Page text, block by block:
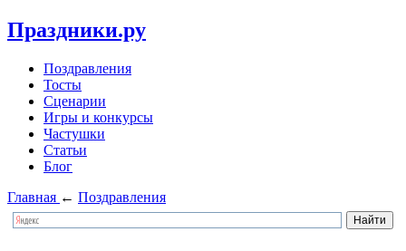
Праздники.ру
Поздравления
Тосты
Сценарии
Игры и конкурсы
Частушки
Статьи
Блог
Главная ← Поздравления